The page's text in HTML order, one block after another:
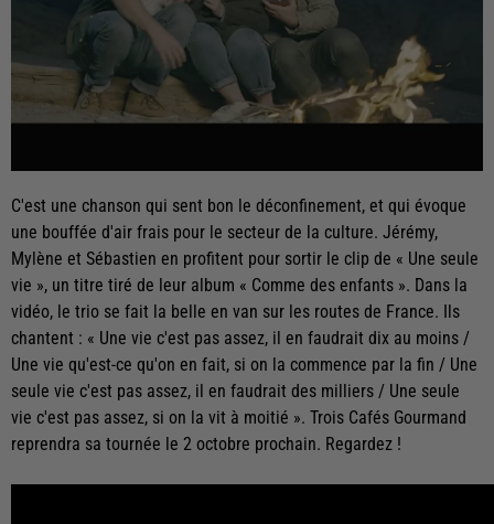
C'est une chanson qui sent bon le déconfinement, et qui évoque
une bouffée d'air frais pour le secteur de la culture. Jérémy,
Mylène et Sébastien en profitent pour sortir le clip de « Une seule
vie », un titre tiré de leur album « Comme des enfants ». Dans la
vidéo, le trio se fait la belle en van sur les routes de France. Ils
chantent : « Une vie c'est pas assez, il en faudrait dix au moins /
Une vie qu'est-ce qu'on en fait, si on la commence par la fin / Une
seule vie c'est pas assez, il en faudrait des milliers / Une seule
vie c'est pas assez, si on la vit à moitié ». Trois Cafés Gourmand
reprendra sa tournée le 2 octobre prochain. Regardez !